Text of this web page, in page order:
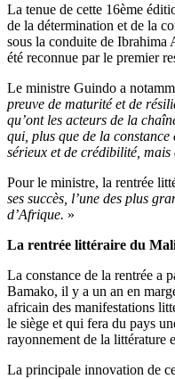
La tenue de cette 16ème
de la détermination et de la
sous la conduite de Ibrahima
été reconnue par le premier
Le ministre Guindo a
preuve de maturité et de
qu’ont les acteurs de la
qui, plus que de la
sérieux et de crédibilité, mais
Pour le ministre, la rentrée
ses succès, l’une des plus
d’Afrique. »
La rentrée littéraire du
La constance de la rentrée a
Bamako, il y a un an en
africain des manifestations
le siège et qui fera du pays
rayonnement de la littérature
La principale innovation de